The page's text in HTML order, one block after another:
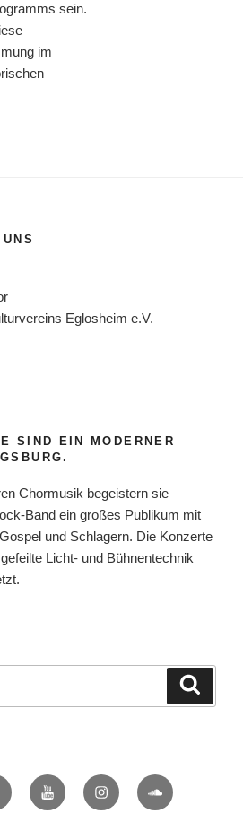
sein.
im
Eglosheim e.V.
SIND EIN MODERNER
Chormusik begeistern sie
Band ein großes Publikum mit
und Schlagern. Die Konzerte
Licht- und Bühnentechnik
YouTubeInstagram SoundCloud